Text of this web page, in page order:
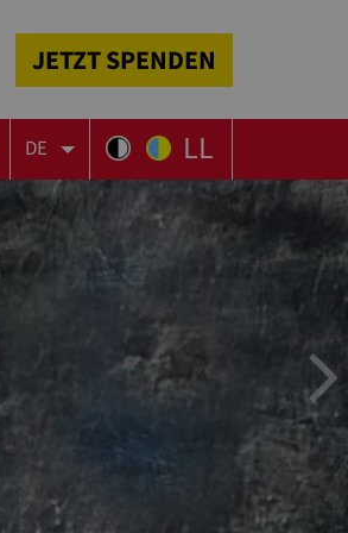
JETZT SPENDEN
DE LL